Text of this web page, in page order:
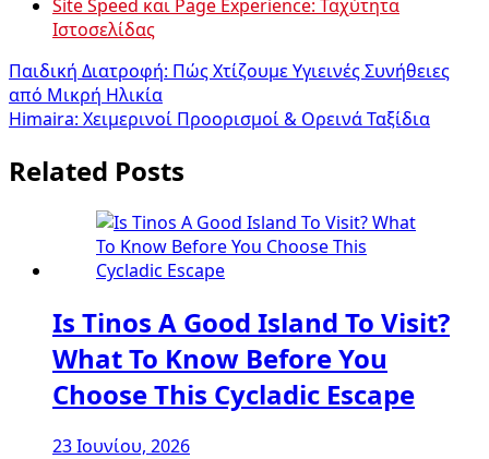
Site Speed και Page Experience: Ταχύτητα
Ιστοσελίδας
Πλοήγηση
άρθρων
Παιδική Διατροφή: Πώς Χτίζουμε Υγιεινές Συνήθειες
από Μικρή Ηλικία
Himaira: Χειμερινοί Προορισμοί & Ορεινά Ταξίδια
Related Posts
Is Tinos A Good Island To Visit?
What To Know Before You
Choose This Cycladic Escape
23 Ιουνίου, 2026